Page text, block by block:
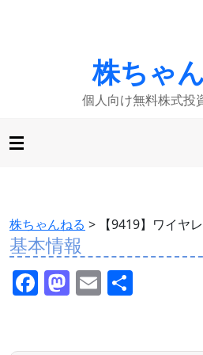
株ちゃ
個人向け無料株式投
株ちゃんねる > 【9419】ワイヤ
基本情報
F M E